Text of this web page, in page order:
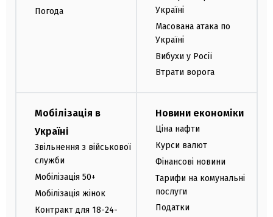
Погода
Україні
Масована атака по
Україні
Вибухи у Росії
Втрати ворога
Мобілізація в
Україні
Звільнення з військової
служби
Мобілізація 50+
Мобілізація жінок
Контракт для 18-24-
Новини економіки
Ціна нафти
Курси валют
Фінансові новини
Тарифи на комунальні
послуги
Податки